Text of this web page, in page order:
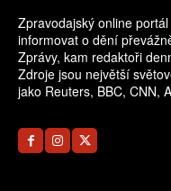
Zpravodajský online
informovat o dění
Zprávy, kam redaktoři
Zdroje jsou největší
jako Reuters, BBC, CNN,